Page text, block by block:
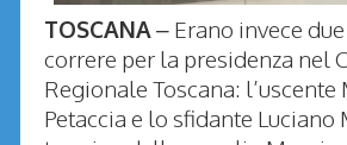
TOSCANA – Erano invece
correre per la presidenza nel
Regionale Toscana: l’uscente
Petaccia e lo sfidante Luciano